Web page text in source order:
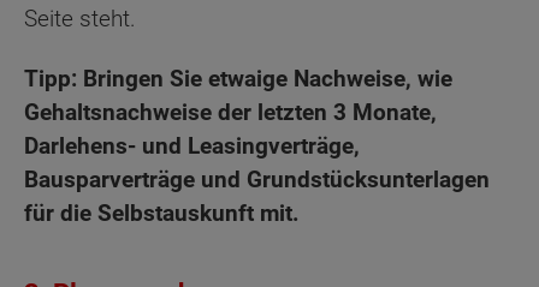
Seite steht.
Tipp: Bringen Sie etwaige Nachweise, wie
Gehaltsnachweise der letzten 3 Monate,
Darlehens- und Leasingverträge,
Bausparverträge und Grundstücksunterlagen
für die Selbstauskunft mit.